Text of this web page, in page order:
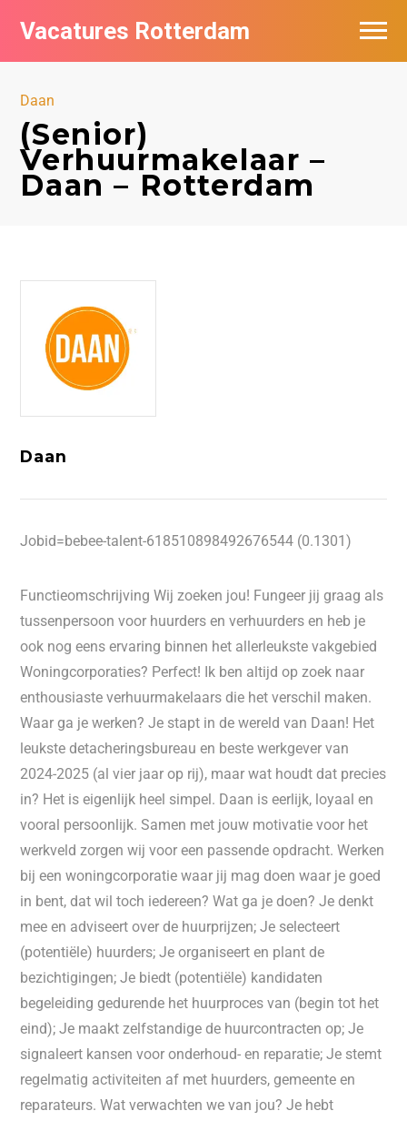
Vacatures Rotterdam
Daan
(Senior)
Verhuurmakelaar –
Daan – Rotterdam
Daan
Jobid=bebee-talent-618510898492676544 (0.1301)
Functieomschrijving Wij zoeken jou! Fungeer jij graag als
tussenpersoon voor huurders en verhuurders en heb je
ook nog eens ervaring binnen het allerleukste vakgebied
Woningcorporaties? Perfect! Ik ben altijd op zoek naar
enthousiaste verhuurmakelaars die het verschil maken.
Waar ga je werken? Je stapt in de wereld van Daan! Het
leukste detacheringsbureau en beste werkgever van
2024-2025 (al vier jaar op rij), maar wat houdt dat precies
in? Het is eigenlijk heel simpel. Daan is eerlijk, loyaal en
vooral persoonlijk. Samen met jouw motivatie voor het
werkveld zorgen wij voor een passende opdracht. Werken
bij een woningcorporatie waar jij mag doen waar je goed
in bent, dat wil toch iedereen? Wat ga je doen? Je denkt
mee en adviseert over de huurprijzen; Je selecteert
(potentiële) huurders; Je organiseert en plant de
bezichtigingen; Je biedt (potentiële) kandidaten
begeleiding gedurende het huurproces van (begin tot het
eind); Je maakt zelfstandige de huurcontracten op; Je
signaleert kansen voor onderhoud- en reparatie; Je stemt
regelmatig activiteiten af met huurders, gemeente en
reparateurs. Wat verwachten we van jou? Je hebt
Vacatures per bedrijf
Nieuwsbrief feed